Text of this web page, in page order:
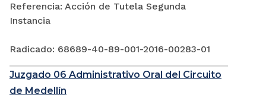
Referencia: Acción de Tutela Segunda
Instancia
Radicado: 68689-40-89-001-2016-00283-01
Juzgado 06 Administrativo Oral del Circuito
de Medellín